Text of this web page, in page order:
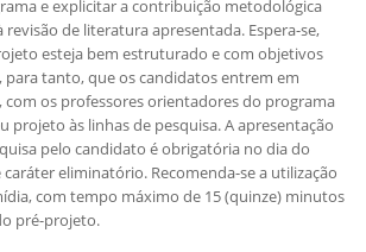
e explicitar a contribuição metodológica
revisão de literatura apresentada. Espera-se,
esteja bem estruturado e com objetivos
para tanto, que os candidatos entrem em
os professores orientadores do programa
projeto às linhas de pesquisa. A apresentação
pelo candidato é obrigatória no dia do
eliminatório. Recomenda-se a utilização
com tempo máximo de 15 (quinze) minutos
pré-projeto.